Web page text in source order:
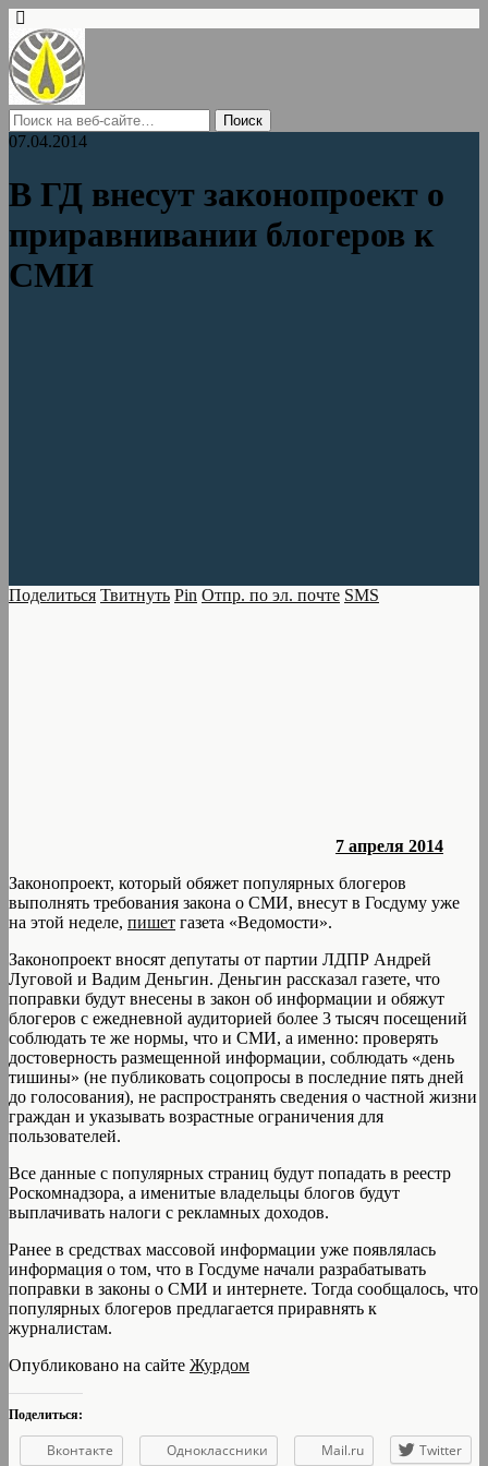
07.04.2014
В ГД внесут законопроект о
приравнивании блогеров к
СМИ
Поделиться Твитнуть Pin Отпр. по эл. почте SMS
7 апреля 2014
Законопроект, который обяжет популярных блогеров
выполнять требования закона о СМИ, внесут в Госдуму уже
на этой неделе, пишет газета «Ведомости».
Законопроект вносят депутаты от партии ЛДПР Андрей
Луговой и Вадим Деньгин. Деньгин рассказал газете, что
поправки будут внесены в закон об информации и обяжут
блогеров с ежедневной аудиторией более 3 тысяч посещений
соблюдать те же нормы, что и СМИ, а именно: проверять
достоверность размещенной информации, соблюдать «день
тишины» (не публиковать соцопросы в последние пять дней
до голосования), не распространять сведения о частной жизни
граждан и указывать возрастные ограничения для
пользователей.
Все данные с популярных страниц будут попадать в реестр
Роскомнадзора, а именитые владельцы блогов будут
выплачивать налоги с рекламных доходов.
Ранее в средствах массовой информации уже появлялась
информация о том, что в Госдуме начали разрабатывать
поправки в законы о СМИ и интернете. Тогда сообщалось, что
популярных блогеров предлагается приравнять к
журналистам.
Опубликовано на сайте Журдом
Поделиться:
Вконтакте Одноклассники Mail.ru Twitter